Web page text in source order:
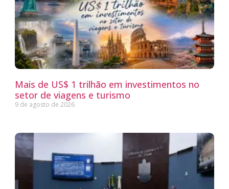
Mais de US$ 1 trilhão em investimentos no
setor de viagens e turismo
9 de agosto de 2026